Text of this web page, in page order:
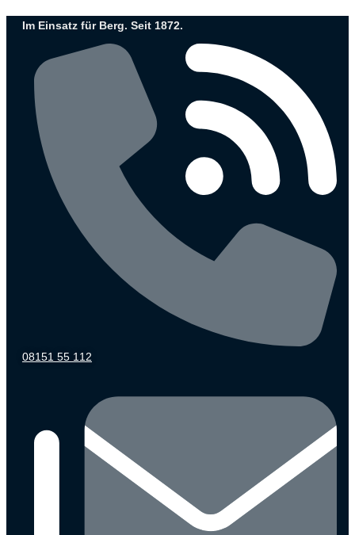
InhaltIm Einsatz für Berg. Seit 1872.
08151 55 112